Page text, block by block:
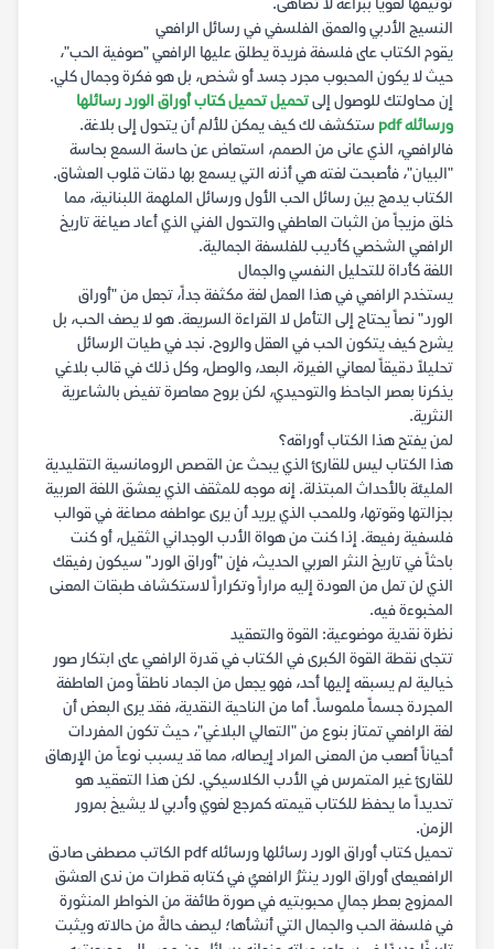
توثيقها لغوياً ببراعة لا تضاهى.
النسيج الأدبي والعمق الفلسفي في رسائل الرافعي
يقوم الكتاب على فلسفة فريدة يطلق عليها الرافعي "صوفية الحب"،
حيث لا يكون المحبوب مجرد جسد أو شخص، بل هو فكرة وجمال كلي.
إن محاولتك للوصول إلىتحميل تحميل كتاب أوراق الورد رسائلها
ورسائله pdf
ستكشف لك كيف يمكن للألم أن يتحول إلى بلاغة.
فالرافعي، الذي عانى من الصمم، استعاض عن حاسة السمع بحاسة
"البيان"، فأصبحت لغته هي أذنه التي يسمع بها دقات قلوب العشاق.
الكتاب يدمج بين رسائل الحب الأول ورسائل الملهمة اللبنانية، مما
خلق مزيجاً من الثبات العاطفي والتحول الفني الذي أعاد صياغة تاريخ
الرافعي الشخصي كأديب للفلسفة الجمالية.
اللغة كأداة للتحليل النفسي والجمال
يستخدم الرافعي في هذا العمل لغة مكثفة جداً، تجعل من "أوراق
الورد" نصاً يحتاج إلى التأمل لا القراءة السريعة. هو لا يصف الحب، بل
يشرح كيف يتكون الحب في العقل والروح. نجد في طيات الرسائل
تحليلاً دقيقاً لمعاني الغيرة، البعد، والوصل، وكل ذلك في قالب بلاغي
يذكرنا بعصر الجاحظ والتوحيدي، لكن بروح معاصرة تفيض بالشاعرية
النثرية.
لمن يفتح هذا الكتاب أوراقه؟
هذا الكتاب ليس للقارئ الذي يبحث عن القصص الرومانسية التقليدية
المليئة بالأحداث المبتذلة. إنه موجه للمثقف الذي يعشق اللغة العربية
بجزالتها وقوتها، وللمحب الذي يريد أن يرى عواطفه مصاغة في قوالب
فلسفية رفيعة. إذا كنت من هواة الأدب الوجداني الثقيل، أو كنت
باحثاً في تاريخ النثر العربي الحديث، فإن "أوراق الورد" سيكون رفيقك
الذي لن تمل من العودة إليه مراراً وتكراراً لاستكشاف طبقات المعنى
المخبوءة فيه.
نظرة نقدية موضوعية: القوة والتعقيد
تتجلى نقطة القوة الكبرى في الكتاب في قدرة الرافعي على ابتكار صور
خيالية لم يسبقه إليها أحد، فهو يجعل من الجماد ناطقاً ومن العاطفة
المجردة جسماً ملموساً. أما من الناحية النقدية، فقد يرى البعض أن
لغة الرافعي تمتاز بنوع من "التعالي البلاغي"، حيث تكون المفردات
أحياناً أصعب من المعنى المراد إيصاله، مما قد يسبب نوعاً من الإرهاق
للقارئ غير المتمرس في الأدب الكلاسيكي. لكن هذا التعقيد هو
تحديداً ما يحفظ للكتاب قيمته كمرجع لغوي وأدبي لا يشيخ بمرور
الزمن.
تحميل كتاب أوراق الورد رسائلها ورسائله pdf الكاتب مصطفى صادق
الرافعيعلى أوراق الورد ينثرُ الرافعيُ في كتابه قطرات من ندى العشق
الممزوج بعطر جمالِ محبوبتيه في صورة طائفة من الخواطر المنثورة
في فلسفة الحب والجمال التي أنشأها؛ ليصف حالةً من حالاته ويثبت